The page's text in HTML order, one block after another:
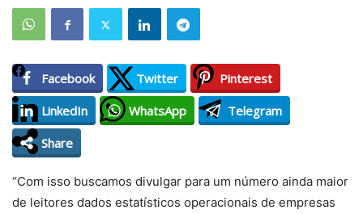
Facebook Twitter
Pinterest
LinkedIn
WhatsApp
Telegram
Share
“Com isso buscamos divulgar para um número ainda maior
de leitores dados estatísticos operacionais de empresas